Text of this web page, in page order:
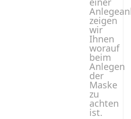
zeigen
wir
Ihnen
worauf
beim
Anlegen
der
Maske
zu
achten
ist.